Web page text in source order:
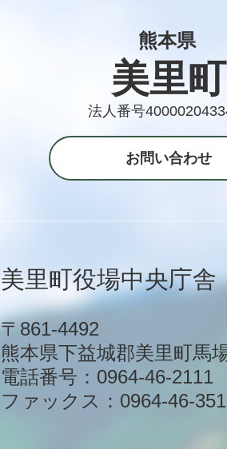
熊本県
美里町
法人番号
お問い合わせ
美里町役場中央庁舎
〒861-4492
熊本県下益城郡美里町馬
電話番号：0964-46-2111
ファックス：0964-46-